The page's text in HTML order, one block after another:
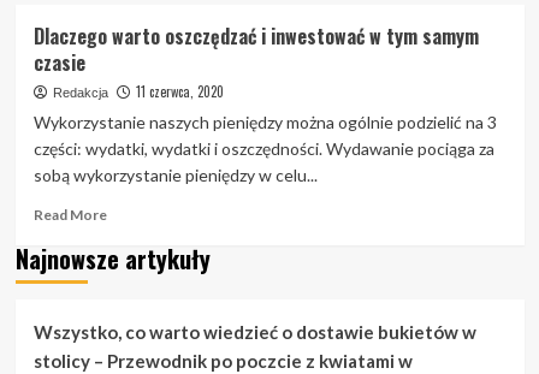
Dlaczego warto oszczędzać i inwestować w tym samym
czasie
Redakcja 11 czerwca, 2020
Wykorzystanie naszych pieniędzy można ogólnie podzielić na 3
części: wydatki, wydatki i oszczędności. Wydawanie pociąga za
sobą wykorzystanie pieniędzy w celu...
Read MoreRead
about
Dlaczego
Najnowsze artykuły
Wszystko, co warto wiedzieć o dostawie bukietów w
stolicy – Przewodnik po poczcie z kwiatami w